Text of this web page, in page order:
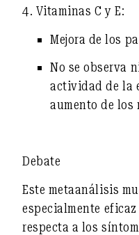
4. Vitaminas C y E:
Mejora de los
No se observa
actividad de la
aumento de los
Debate
Este metaanálisis
especialmente eficaz
respecta a los